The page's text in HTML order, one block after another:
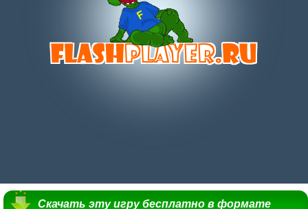
Скачать эту игру бесплатно в формате